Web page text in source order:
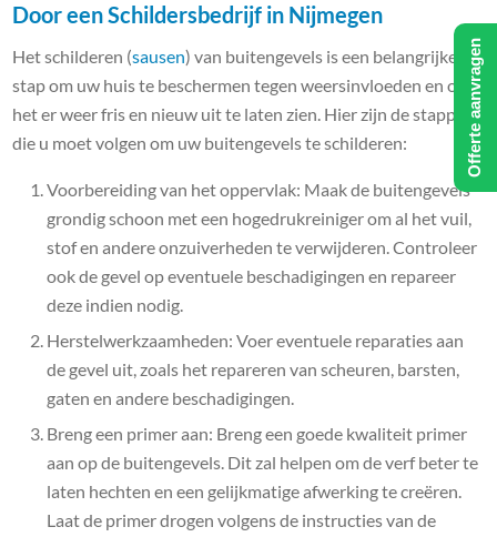
Door een Schildersbedrijf in Nijmegen
Het schilderen (sausen) van buitengevels is een belangrijke
stap om uw huis te beschermen tegen weersinvloeden en om
het er weer fris en nieuw uit te laten zien. Hier zijn de stappen
die u moet volgen om uw buitengevels te schilderen:
Voorbereiding van het oppervlak: Maak de buitengevels
grondig schoon met een hogedrukreiniger om al het vuil,
stof en andere onzuiverheden te verwijderen. Controleer
ook de gevel op eventuele beschadigingen en repareer
deze indien nodig.
Herstelwerkzaamheden: Voer eventuele reparaties aan
de gevel uit, zoals het repareren van scheuren, barsten,
gaten en andere beschadigingen.
Breng een primer aan: Breng een goede kwaliteit primer
aan op de buitengevels. Dit zal helpen om de verf beter te
laten hechten en een gelijkmatige afwerking te creëren.
Laat de primer drogen volgens de instructies van de
Offerte aanvragen